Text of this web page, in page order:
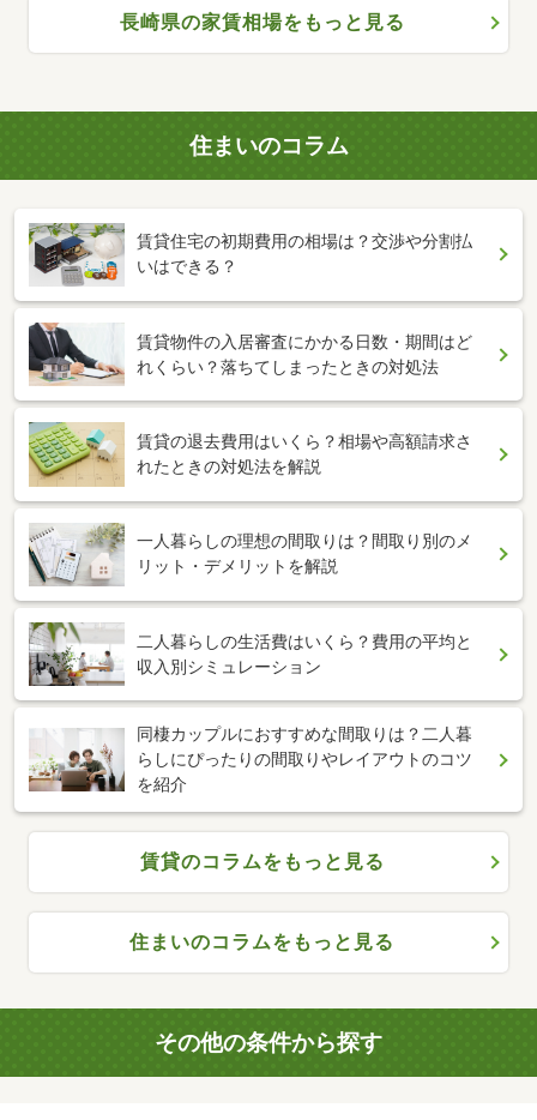
長崎県の家賃相場をもっと見る
住まいのコラム
賃貸住宅の初期費用の相場は？交渉や分割払
いはできる？
賃貸物件の入居審査にかかる日数・期間はど
れくらい？落ちてしまったときの対処法
賃貸の退去費用はいくら？相場や高額請求さ
れたときの対処法を解説
一人暮らしの理想の間取りは？間取り別のメ
リット・デメリットを解説
二人暮らしの生活費はいくら？費用の平均と
収入別シミュレーション
同棲カップルにおすすめな間取りは？二人暮
らしにぴったりの間取りやレイアウトのコツ
を紹介
賃貸のコラムをもっと見る
住まいのコラムをもっと見る
その他の条件から探す